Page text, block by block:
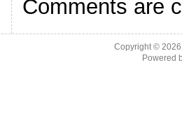
Comments are
Copyright ©
Powered